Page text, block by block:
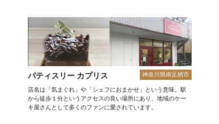
パティスリー カプリス 神奈川県南足柄市
店名は「気まぐれ」や「シェフにおまかせ」という意味。駅
から徒歩１分というアクセスの良い場所にあり、地域のケー
キ屋さんとして多くのファンに愛されています。